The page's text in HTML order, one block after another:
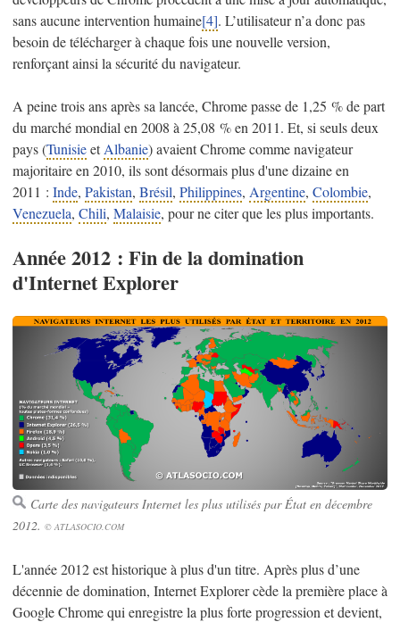
sans aucune intervention humaine[4]. L’utilisateur n’a donc pas
besoin de télécharger à chaque fois une nouvelle version,
renforçant ainsi la sécurité du navigateur.
A peine trois ans après sa lancée, Chrome passe de 1,25 % de part
du marché mondial en 2008 à 25,08 % en 2011. Et, si seuls deux
pays (TunisieetAlbanie) avaient Chrome comme navigateur
majoritaire en 2010, ils sont désormais plus d'une dizaine en
2011 : Inde, Pakistan, Brésil, Philippines, Argentine, Colombie,
Venezuela, Chili, Malaisie, pour ne citer que les plus importants.
Année 2012 : Fin de la domination
d'Internet Explorer
Carte des navigateurs Internet les plus utilisés par État en décembre
2012. © ATLASOCIO.COM
L'année 2012 est historique à plus d'un titre. Après plus d’une
décennie de domination, Internet Explorer cède la première place à
Google Chrome qui enregistre la plus forte progression et devient,